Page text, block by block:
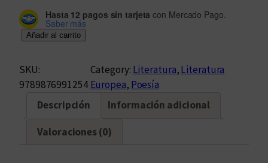
Hasta 12 pagos sin tarjeta con Mercado Pago.
Saber más
r
a
Añadir al carrito
SKU:
9789876991254
Category: Literatura, Literatura
Europea, Poesía
Descripción
Información adicional
Valoraciones (0)